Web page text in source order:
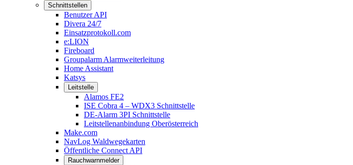
Schnittstellen
Benutzer API
Divera 24/7
Einsatzprotokoll.com
e:LION
Fireboard
Groupalarm Alarmweiterleitung
Home Assistant
Katsys
Leitstelle
Alamos FE2
ISE Cobra 4 – WDX3 Schnittstelle
DE-Alarm 3PI Schnittstelle
Leitstellenanbindung Oberösterreich
Make.com
NavLog Waldwegekarten
Öffentliche Connect API
Rauchwarnmelder